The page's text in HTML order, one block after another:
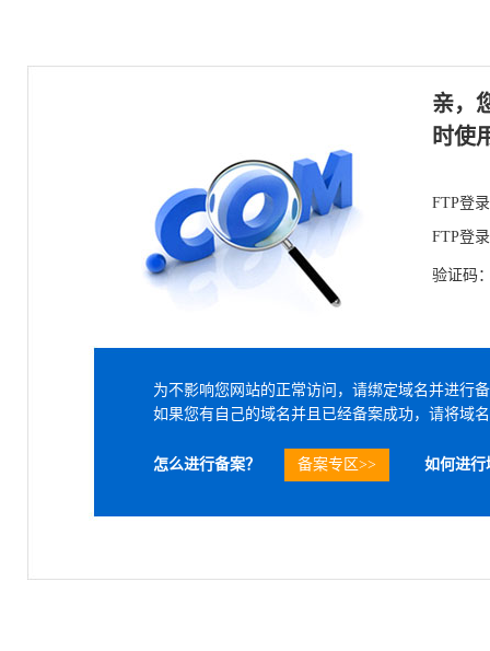
亲，
时使
FTP登
FTP登
验证码
为不影响您网站的正常访问，请绑定域名并进行
如果您有自己的域名并且已经备案成功，请将域
备案专区>> 如何进行
怎么进行备案？